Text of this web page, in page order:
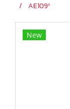
AE109²
New